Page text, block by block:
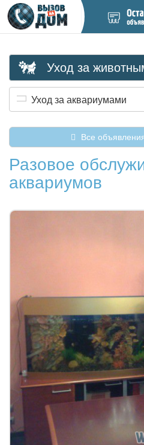
новое
Уход за
Уход за аквариумами
Все
Разовое
аквариумов